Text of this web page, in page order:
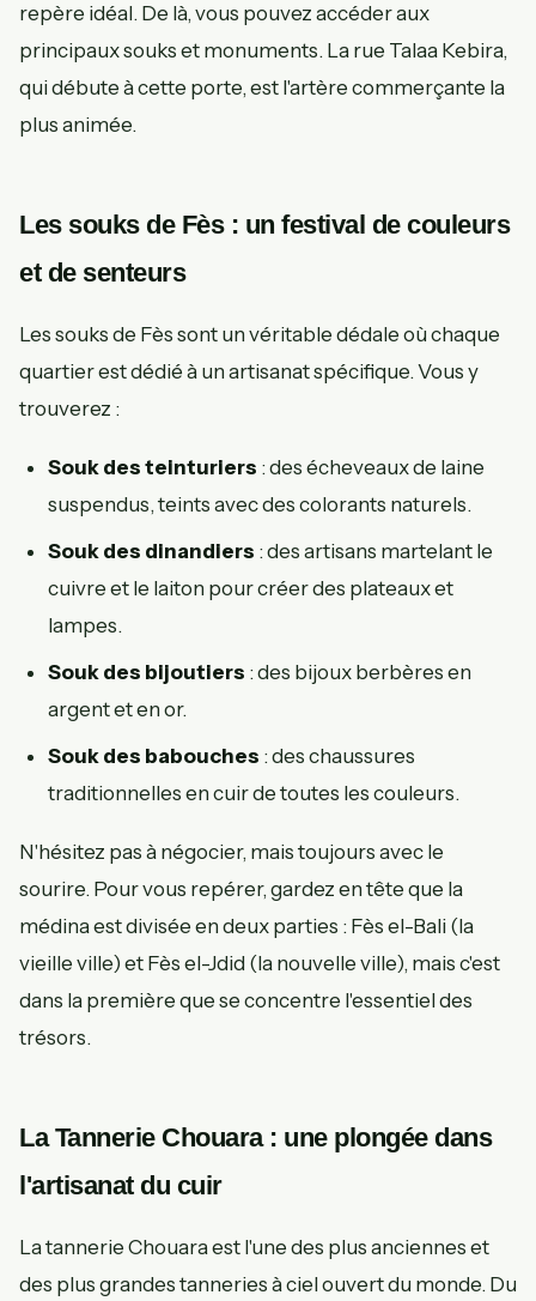
repère idéal. De là, vous pouvez accéder aux
principaux souks et monuments. La rue Talaa Kebira,
qui débute à cette porte, est l'artère commerçante la
plus animée.
Les souks de Fès : un festival de couleurs
et de senteurs
Les souks de Fès sont un véritable dédale où chaque
quartier est dédié à un artisanat spécifique. Vous y
trouverez :
Souk des teinturiers : des écheveaux de laine
suspendus, teints avec des colorants naturels.
Souk des dinandiers : des artisans martelant le
cuivre et le laiton pour créer des plateaux et
lampes.
Souk des bijoutiers : des bijoux berbères en
argent et en or.
Souk des babouches : des chaussures
traditionnelles en cuir de toutes les couleurs.
N'hésitez pas à négocier, mais toujours avec le
sourire. Pour vous repérer, gardez en tête que la
médina est divisée en deux parties : Fès el-Bali (la
vieille ville) et Fès el-Jdid (la nouvelle ville), mais c'est
dans la première que se concentre l'essentiel des
trésors.
La Tannerie Chouara : une plongée dans
l'artisanat du cuir
La tannerie Chouara est l'une des plus anciennes et
des plus grandes tanneries à ciel ouvert du monde. Du